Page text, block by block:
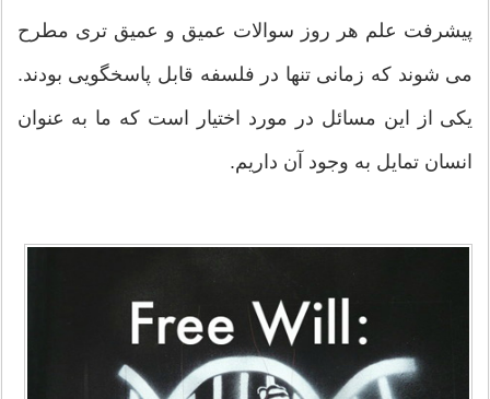
پیشرفت علم هر روز سوالات عمیق و عمیق تری مطرح
می شوند که زمانی تنها در فلسفه قابل پاسخگویی بودند.
یکی از این مسائل در مورد اختیار است که ما به عنوان
انسان تمایل به وجود آن داریم.